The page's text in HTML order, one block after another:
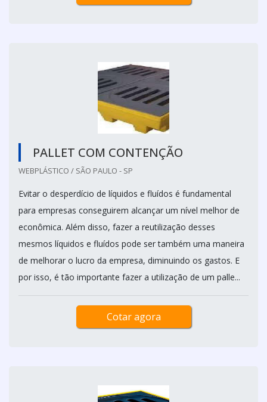
PALLET COM CONTENÇÃO
WEBPLÁSTICO / SÃO PAULO - SP
Evitar o desperdício de líquidos e fluídos é fundamental
para empresas conseguirem alcançar um nível melhor de
econômica. Além disso, fazer a reutilização desses
mesmos líquidos e fluídos pode ser também uma maneira
de melhorar o lucro da empresa, diminuindo os gastos. E
por isso, é tão importante fazer a utilização de um palle...
Cotar agora